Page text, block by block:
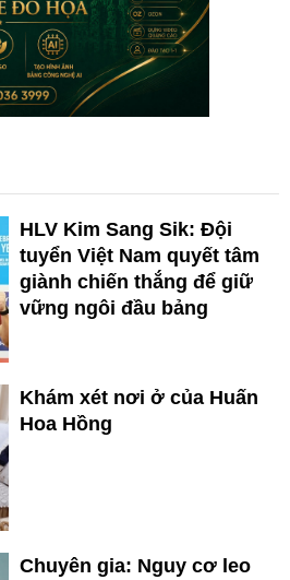
HLV Kim Sang Sik: Đội
tuyển Việt Nam quyết tâm
giành chiến thắng để giữ
vững ngôi đầu bảng
Khám xét nơi ở của Huấn
Hoa Hồng
Chuyên gia: Nguy cơ leo